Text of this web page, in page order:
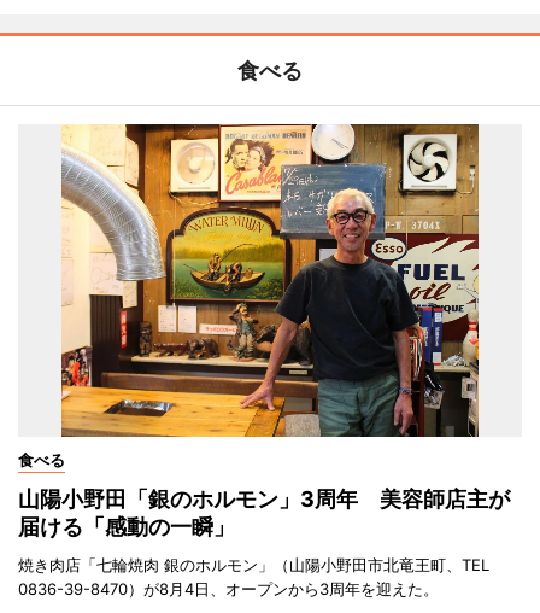
食べる
食べる
山陽小野田「銀のホルモン」3周年 美容師店主が
届ける「感動の一瞬」
焼き肉店「七輪焼肉 銀のホルモン」（山陽小野田市北竜王町、TEL
0836-39-8470）が8月4日、オープンから3周年を迎えた。